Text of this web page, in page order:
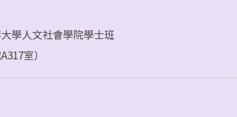
學人文社會學院學士班
室）